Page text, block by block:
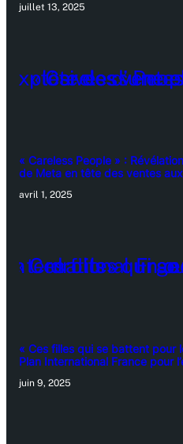
juillet 13, 2025
« Careless People » :
de Meta en tête des ventes
avril 1, 2025
« Ces filles qui se battent pour
Plan International France pour
juin 9, 2025